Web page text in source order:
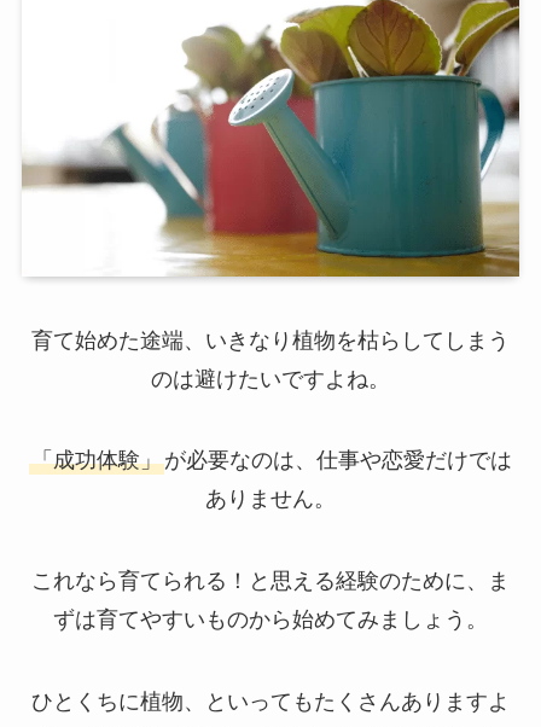
育て始めた途端、いきなり植物を枯らしてしまう
のは避けたいですよね。
「成功体験」が必要なのは、仕事や恋愛だけでは
ありません。
これなら育てられる！と思える経験のために、ま
ずは育てやすいものから始めてみましょう。
ひとくちに植物、といってもたくさんありますよ